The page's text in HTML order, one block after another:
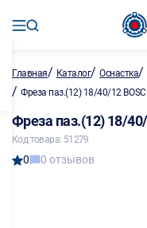
Главная/ Каталог/Оснастка/
/ Фреза паз.(12) 18/40/12
Фреза паз.(12) 18/
Код товара: 51279
0 0 отзывов